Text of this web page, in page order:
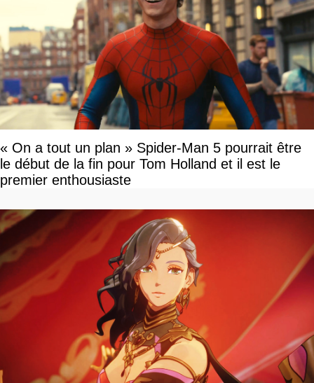
« On a tout un plan » Spider-Man 5 pourrait être
le début de la fin pour Tom Holland et il est le
premier enthousiaste